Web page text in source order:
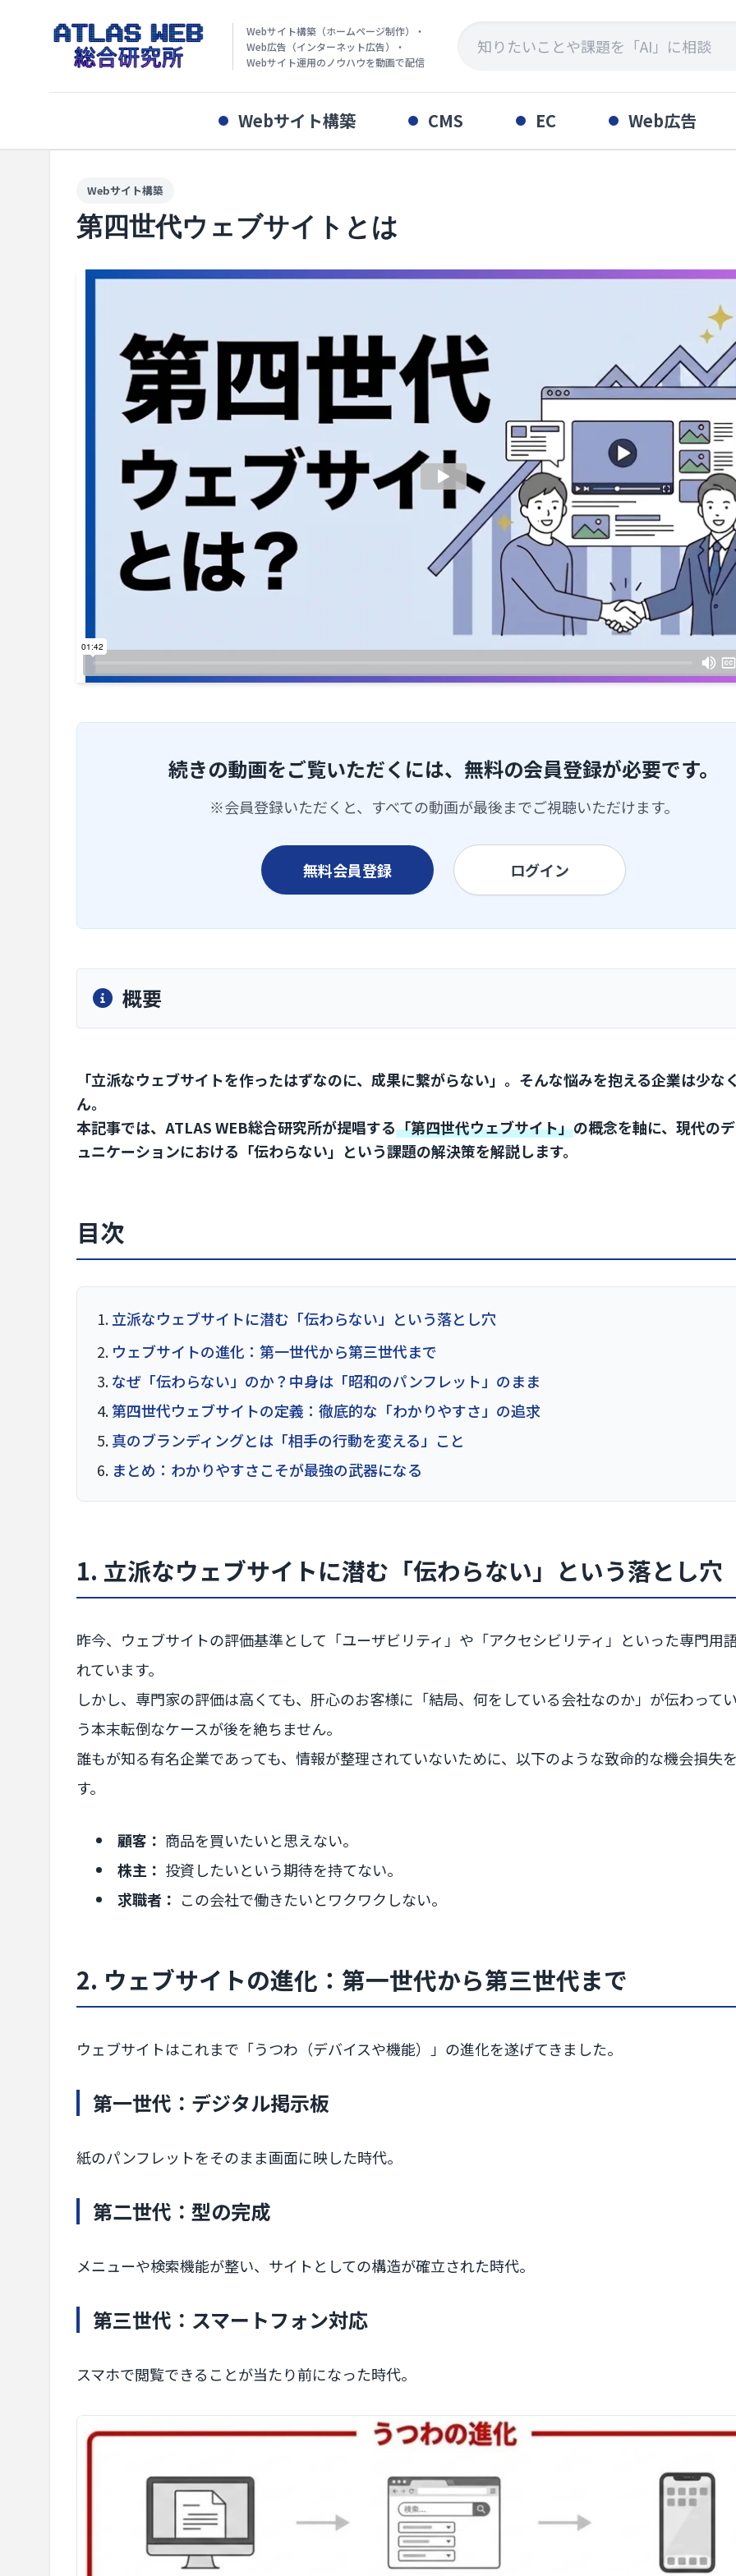
Webサイト構築（ホームページ制作）・
Web広告（インターネット広告）・
Webサイト運用のノウハウを動画で配信
Webサイト構築 CMS EC Web広告
Webサイト構築
第四世代ウェブサイトとは
続きの動画をご覧いただくには、無料の会員登録が必要です。
※会員登録いただくと、すべての動画が最後までご視聴いただけます。
無料会員登録 ログイン
概要
「立派なウェブサイトを作ったはずなのに、成果に繋がらない」。そんな悩みを抱える企業は少な
ん。
本記事では、ATLAS WEB総合研究所が提唱する「第四世代ウェブサイト」の概念を軸に、現代の
ュニケーションにおける「伝わらない」という課題の解決策を解説します。
目次
立派なウェブサイトに潜む「伝わらない」という落とし穴
ウェブサイトの進化：第一世代から第三世代まで
なぜ「伝わらない」のか？中身は「昭和のパンフレット」のまま
第四世代ウェブサイトの定義：徹底的な「わかりやすさ」の追求
真のブランディングとは「相手の行動を変える」こと
まとめ：わかりやすさこそが最強の武器になる
1. 立派なウェブサイトに潜む「伝わらない」という落とし穴
昨今、ウェブサイトの評価基準として「ユーザビリティ」や「アクセシビリティ」といった専門用
れています。
しかし、専門家の評価は高くても、肝心のお客様に「結局、何をしている会社なのか」が伝わって
う本末転倒なケースが後を絶ちません。
誰もが知る有名企業であっても、情報が整理されていないために、以下のような致命的な機会損失
す。
顧客： 商品を買いたいと思えない。
株主： 投資したいという期待を持てない。
求職者： この会社で働きたいとワクワクしない。
2. ウェブサイトの進化：第一世代から第三世代まで
ウェブサイトはこれまで「うつわ（デバイスや機能）」の進化を遂げてきました。
第一世代：デジタル掲示板
紙のパンフレットをそのまま画面に映した時代。
第二世代：型の完成
メニューや検索機能が整い、サイトとしての構造が確立された時代。
第三世代：スマートフォン対応
スマホで閲覧できることが当たり前になった時代。